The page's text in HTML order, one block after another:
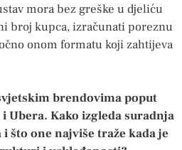
mora bez greške u djeliću
broj kupca, izračunati poreznu
onom formatu koji zahtijeva
brendovima poput
Ubera. Kako izgleda suradnja
što one najviše traže kada je